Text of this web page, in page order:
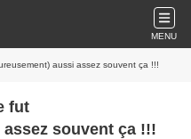
MENU
aussi assez souvent ça !!!
fut
souvent ça !!!